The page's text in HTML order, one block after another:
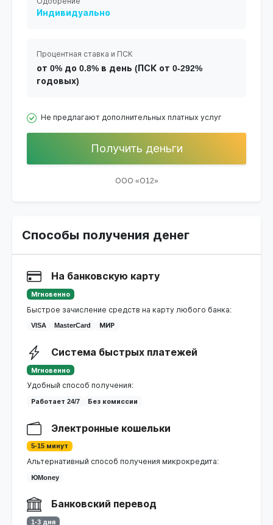
Индивидуально
Процентная ставка и ПСК
от 0% до 0.8% в день (ПСК от 0-292%
годовых)
Не предлагают дополнительных платных услуг
Получить деньги
ООО «О12»
Способы получения денег
На банковскую карту
Мгновенно
Быстрое зачисление средств на карту любого банка:
VISA MasterCard МИР
Система быстрых платежей
Мгновенно
Удобный способ получения:
Работает 24/7 Без комиссии
Электронные кошельки
5-15 минут
Альтернативный способ получения микрокредита:
ЮMoney
Банковский перевод
1-3 дня